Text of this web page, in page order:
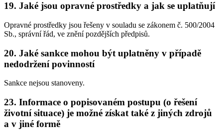
19. Jaké jsou opravné prostředky a jak se uplatňují
Opravné prostředky jsou řešeny v souladu se zákonem č. 500/2004
Sb., správní řád, ve znění pozdějších předpisů.
20. Jaké sankce mohou být uplatněny v případě
nedodržení povinností
Sankce nejsou stanoveny.
23. Informace o popisovaném postupu (o řešení
životní situace) je možné získat také z jiných zdrojů
a v jiné formě